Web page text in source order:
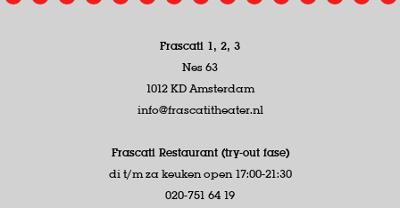
Frascati 1, 2, 3
Nes 63
1012 KD Amsterdam
info@frascatitheater.nl
Frascati Restaurant (try-out fase)
di t/m za keuken open 17:00-21:30
020-751 64 19